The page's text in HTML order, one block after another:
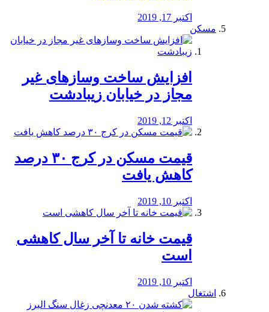
اکتبر 17, 2019
مسکن
افزایش ساخت وسازهای غیر
مجاز در خیابان زیبادشت
اکتبر 12, 2019
️قیمت مسکن در کرج ۳۰ درصد
کاهش یافت
اکتبر 10, 2019
قیمت خانه تا آخر سال کاهشی
است
اکتبر 10, 2019
اشتغال